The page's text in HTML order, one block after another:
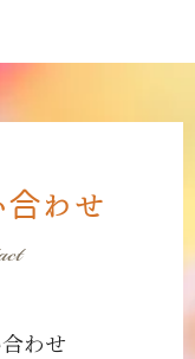
合わせ
わせ